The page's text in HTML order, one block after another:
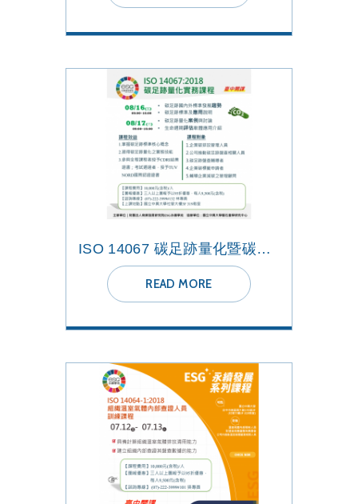
ISO 14067 碳足跡量化暨碳標籤申請實務課程
READ MORE